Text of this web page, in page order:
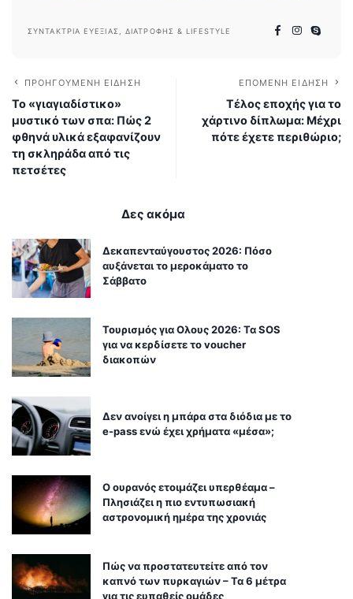
ΣΥΝΤΆΚΤΡΙΑ ΕΥΕΞΊΑΣ, ΔΙΑΤΡΟΦΉΣ & LIFESTYLE
ΠΡΟΗΓΟΎΜΕΝΗ ΕΊΔΗΣΗ
Το «γιαγιαδίστικο»
μυστικό των σπα: Πώς 2
φθηνά υλικά εξαφανίζουν
τη σκληράδα από τις
πετσέτες
ΕΠΌΜΕΝΗ ΕΊΔΗΣΗ
Τέλος εποχής για το
χάρτινο δίπλωμα: Μέχρι
πότε έχετε περιθώριο;
Δες ακόμα
Δεκαπενταύγουστος 2026: Πόσο
αυξάνεται το μεροκάματο το
Σάββατο
Τουρισμός για Ολους 2026: Τα SOS
για να κερδίσετε το voucher
διακοπών
Δεν ανοίγει η μπάρα στα διόδια με το
e-pass ενώ έχει χρήματα «μέσα»;
Ο ουρανός ετοιμάζει υπερθέαμα –
Πλησιάζει η πιο εντυπωσιακή
αστρονομική ημέρα της χρονιάς
Πώς να προστατευτείτε από τον
καπνό των πυρκαγιών – Τα 6 μέτρα
για τις ευπαθείς ομάδες